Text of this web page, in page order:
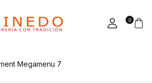
0
Megamenu 7